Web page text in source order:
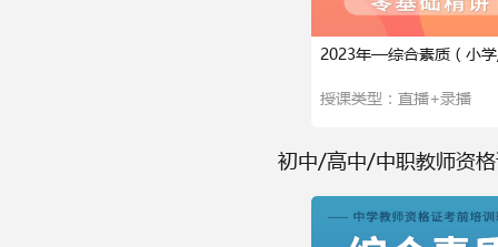
2023年—综合素质（小
授课类型：直播+录播
初中/高中/中职教师资